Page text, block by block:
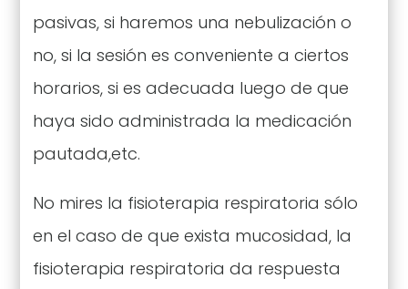
pasivas, si haremos una nebulización o
no, si la sesión es conveniente a ciertos
horarios, si es adecuada luego de que
haya sido administrada la medicación
pautada,etc.
No mires la fisioterapia respiratoria sólo
en el caso de que exista mucosidad, la
fisioterapia respiratoria da respuesta